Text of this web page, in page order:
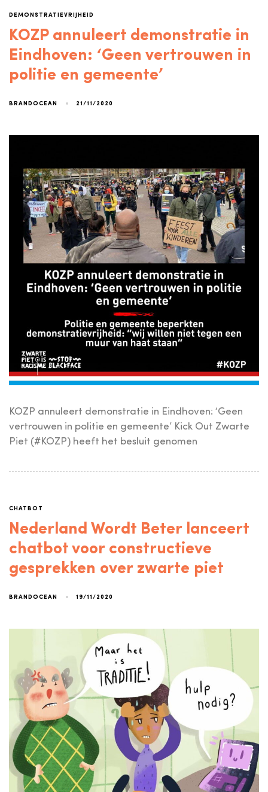
DEMONSTRATIEVRIJHEID
KOZP annuleert demonstratie in
Eindhoven: ‘Geen vertrouwen in
politie en gemeente’
BRANDOCEAN 21/11/2020
KOZP annuleert demonstratie in Eindhoven: ‘Geen
vertrouwen in politie en gemeente’ Kick Out Zwarte
Piet (#KOZP) heeft het besluit genomen
CHATBOT
Nederland Wordt Beter lanceert
chatbot voor constructieve
gesprekken over zwarte piet
BRANDOCEAN 19/11/2020